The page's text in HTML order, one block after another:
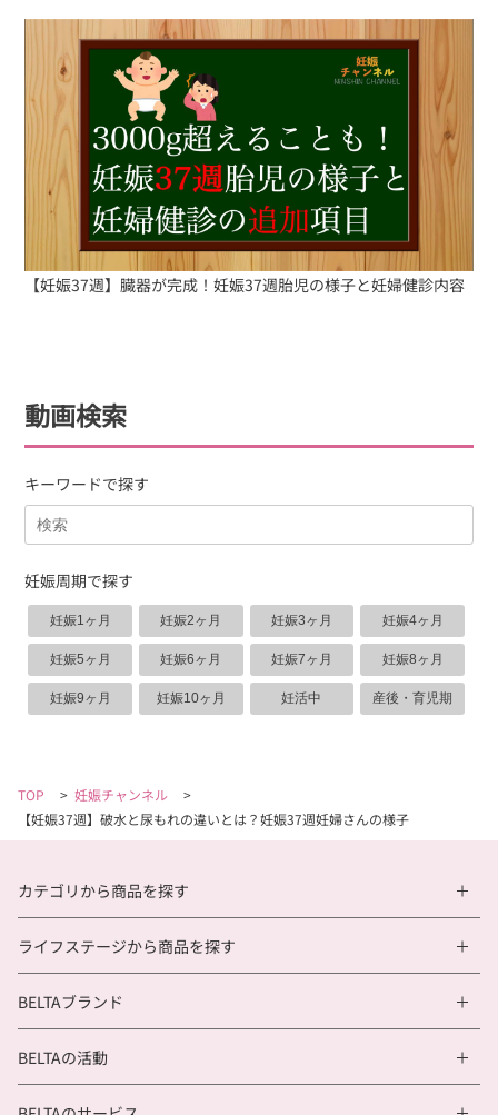
【妊娠37週】臓器が完成！妊娠37週胎児の様子と妊婦健診内容
動画検索
キーワードで探す
妊娠周期で探す
妊娠1ヶ月 妊娠2ヶ月 妊娠3ヶ月 妊娠4ヶ月
妊娠5ヶ月 妊娠6ヶ月 妊娠7ヶ月 妊娠8ヶ月
妊娠9ヶ月 妊娠10ヶ月 妊活中 産後・育児期
TOP > 妊娠チャンネル
>
【妊娠37週】破水と尿もれの違いとは？妊娠37週妊婦さんの様子
カテゴリから商品を探す
ライフステージから商品を探す
BELTAブランド
BELTAの活動